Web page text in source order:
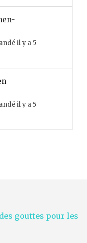
il y a 5
il y a 5
gouttes pour les